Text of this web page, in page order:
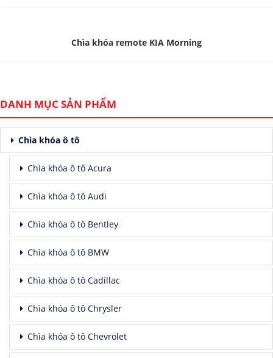
Chìa khóa remote KIA Morning
DANH MỤC SẢN PHẨM
Chìa khóa ô tô
Chìa khóa ô tô Acura
Chìa khóa ô tô Audi
Chìa khóa ô tô Bentley
Chìa khóa ô tô BMW
Chìa khóa ô tô Cadillac
Chìa khóa ô tô Chrysler
Chìa khóa ô tô Chevrolet